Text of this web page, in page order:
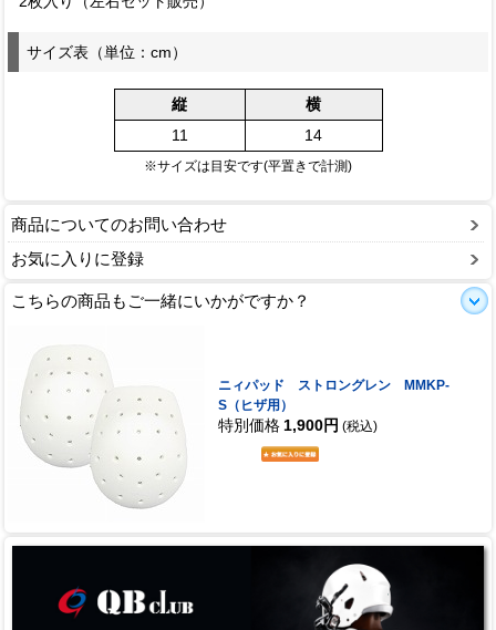
サイズ表（単位：cm）
縦
横
11
14
※サイズは目安です(平置きで計測)
商品についてのお問い合わせ
お気に入りに登録
こちらの商品もご一緒にいかがですか？
ニィパッド ストロングレン MMKP-
S（ヒザ用）
特別価格 1,900円 (税込)